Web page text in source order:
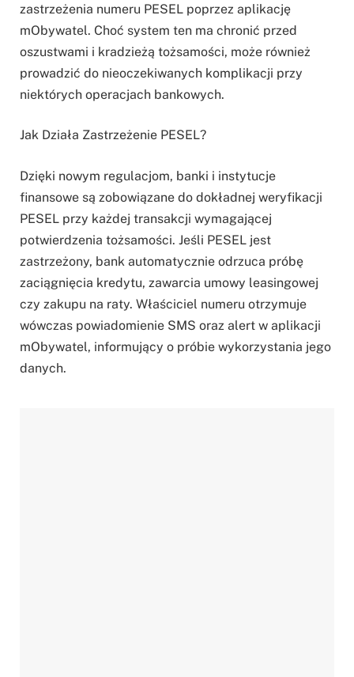
zastrzeżenia numeru PESEL poprzez aplikację
mObywatel. Choć system ten ma chronić przed
oszustwami i kradzieżą tożsamości, może również
prowadzić do nieoczekiwanych komplikacji przy
niektórych operacjach bankowych.
Jak Działa Zastrzeżenie PESEL?
Dzięki nowym regulacjom, banki i instytucje
finansowe są zobowiązane do dokładnej weryfikacji
PESEL przy każdej transakcji wymagającej
potwierdzenia tożsamości. Jeśli PESEL jest
zastrzeżony, bank automatycznie odrzuca próbę
zaciągnięcia kredytu, zawarcia umowy leasingowej
czy zakupu na raty. Właściciel numeru otrzymuje
wówczas powiadomienie SMS oraz alert w aplikacji
mObywatel, informujący o próbie wykorzystania jego
danych.